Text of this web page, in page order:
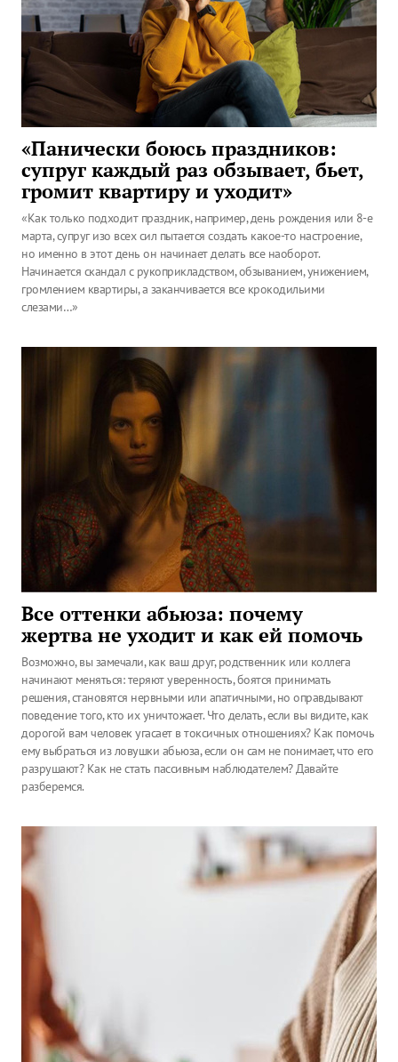
«Панически боюсь праздников:
супруг каждый раз обзывает, бьет,
громит квартиру и уходит»
«Как только подходит праздник, например, день рождения или 8-е
марта, супруг изо всех сил пытается создать какое-то настроение,
но именно в этот день он начинает делать все наоборот.
Начинается скандал с рукоприкладством, обзыванием, унижением,
громлением квартиры, а заканчивается все крокодильими
слезами…»
Все оттенки абьюза: почему
жертва не уходит и как ей помочь
Возможно, вы замечали, как ваш друг, родственник или коллега
начинают меняться: теряют уверенность, боятся принимать
решения, становятся нервными или апатичными, но оправдывают
поведение того, кто их уничтожает. Что делать, если вы видите, как
дорогой вам человек угасает в токсичных отношениях? Как помочь
ему выбраться из ловушки абьюза, если он сам не понимает, что его
разрушают? Как не стать пассивным наблюдателем? Давайте
разберемся.